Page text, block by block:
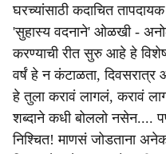
घरच्यांसाठी कदाचित
'सुहास्य वदनाने' ओळखी -
करण्याची रीत सुरु आहे हे
वर्षं हे न कंटाळता, दिवसरात्र
हे तुला करावं लागलं, करावं
शब्दाने कधी बोललो नसेन....
निश्चित! माणसं जोडताना